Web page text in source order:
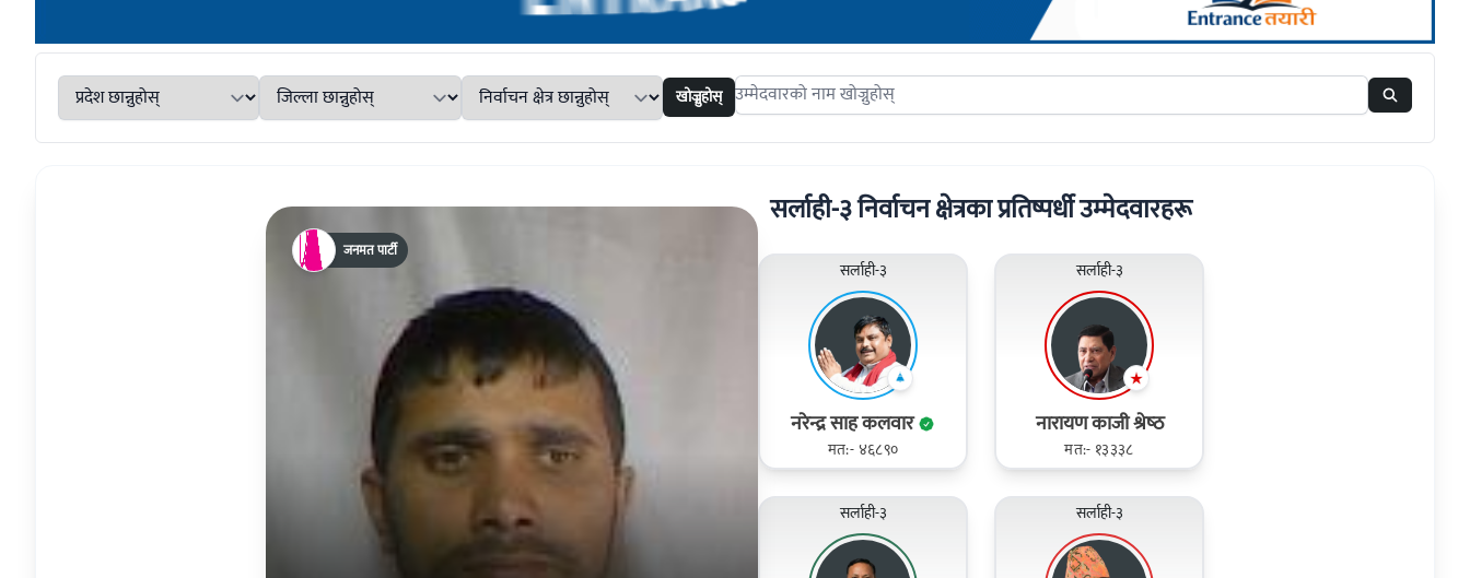
खोज्नुहोस् Search candidates
जनमत पार्टी
सर्लाही-३ निर्वाचन क्षेत्रका प्रतिष्पर्धी उम्मेदवारहरू
सर्लाही-३
नरेन्द्र साह कलवार
मत:- ४६८९०
सर्लाही-३
नारायण काजी श्रेष्‍ठ
मत:- १३३३८
सर्लाही-३ सर्लाही-३